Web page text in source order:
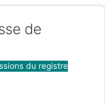
de
du registre